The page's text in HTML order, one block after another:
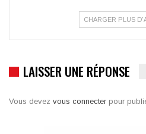
CHARGER PLUS
LAISSER UNE RÉPONSE
Vous devez vous connecter pour